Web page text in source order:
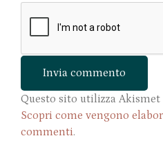
Questo sito utilizza Akismet
Scopri come vengono
commenti.